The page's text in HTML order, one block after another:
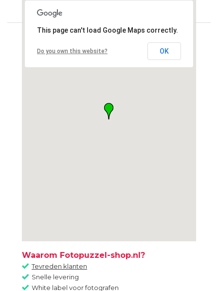
Loading...
This page can't load Google Maps correctly.
Do you own this website? OK
Waarom Fotopuzzel-shop.nl?
Tevreden klanten
Snelle levering
White label voor fotografen